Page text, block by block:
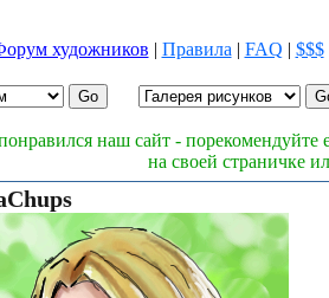
художников | Правила | FAQ | $$$
наш сайт - порекомендуйте
на своей страничке